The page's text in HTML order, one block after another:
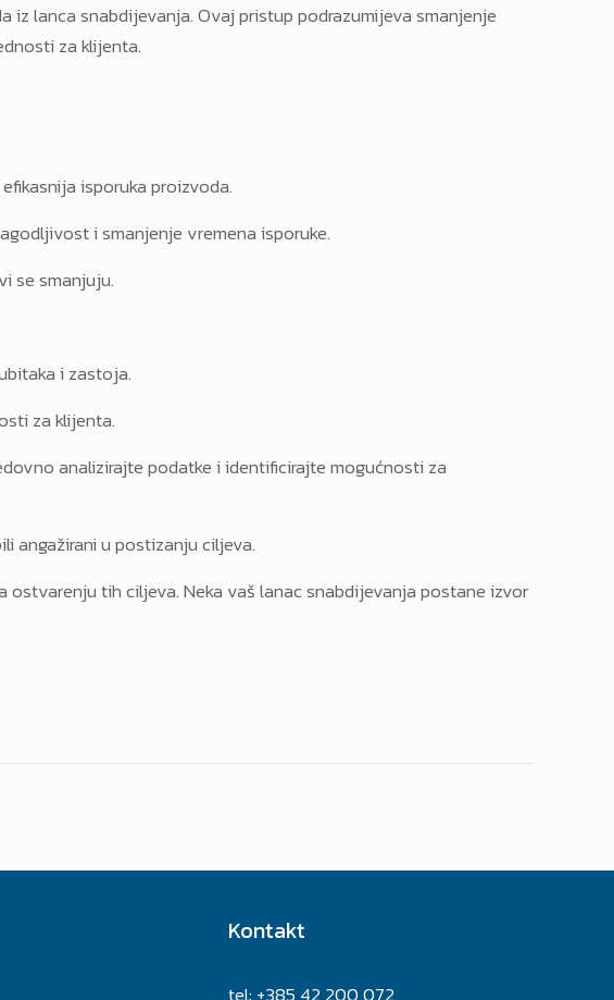
lanca snabdijevanja. Ovaj pristup podrazumijeva smanjenje
za klijenta.
isporuka proizvoda.
i smanjenje vremena isporuke.
se smanjuju.
i zastoja.
za klijenta.
analizirajte podatke i identificirajte mogućnosti za
angažirani u postizanju ciljeva.
tih ciljeva. Neka vaš lanac snabdijevanja postane izvor
Kontakt